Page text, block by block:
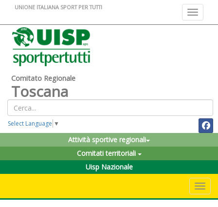
Toggle
UNIONE ITALIANA SPORT PER TUTTI
Comitato Regionale
Toscana
Select Language ▼
Attività sportive regionali
Comitati territoriali
Uisp Nazionale